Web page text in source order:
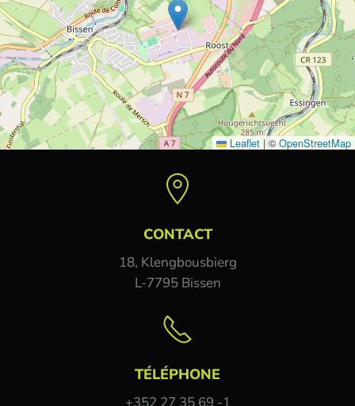
Leaflet | ©OpenStreetMap
CONTACT
18, Klengbousbierg
L-7795 Bissen
TÉLÉPHONE